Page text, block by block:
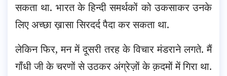
सकता था. भारत के हिन्दी समर्थकों को उकसाकर उनके
लिए अच्छा ख़ासा सिरदर्द पैदा कर सकता था.
लेकिन फिर, मन में दूसरी तरह के विचार मंडराने लगते. मैं
गाँधी जी के चरणों से उठकर अंग्रेज़ों के क़दमों में गिरा था.